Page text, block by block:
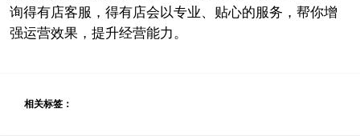
询得有店客服，得有店会以专业、贴心的服务，帮你增
强运营效果，提升经营能力。
相关标签：